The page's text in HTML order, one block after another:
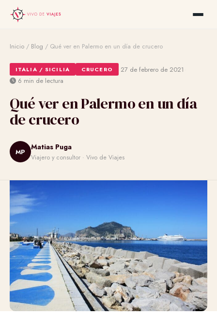
Inicio / Blog / Qué ver en Palermo en un día de crucero
ITALIA / SICILIA CRUCERO 27 de febrero de 2021
6 min de lectura
Qué ver en Palermo en un día
de crucero
MP
Matias Puga
Viajero y consultor · Vivo de Viajes